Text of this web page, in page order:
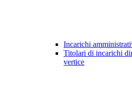
Incarichi
Titolari di incarichi
vertice